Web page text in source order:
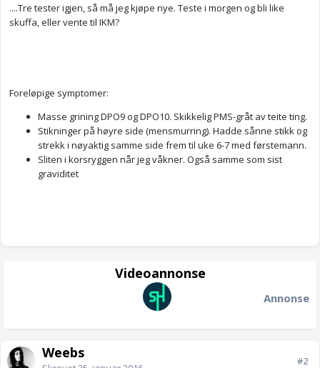
....Tre tester igjen, så må jeg kjøpe nye. Teste i morgen og bli like
skuffa, eller vente til IKM?
Foreløpige symptomer:
Masse grining DPO9 og DPO10. Skikkelig PMS-gråt av teite ting.
Stikninger på høyre side (mensmurring). Hadde sånne stikk og
strekk i nøyaktig samme side frem til uke 6-7 med førstemann.
Sliten i korsryggen når jeg våkner. Også samme som sist
graviditet
Videoannonse
Annonse
Weebs #2